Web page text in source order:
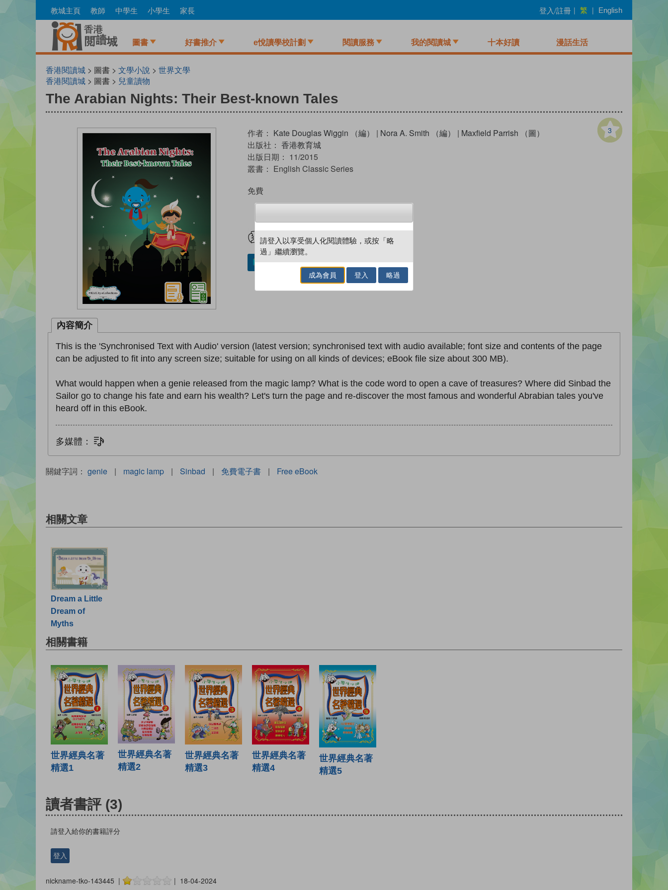
to
教城主頁 教師 中學生 小學生 家長 登入/註冊 | 繁 | English
圖書 好書推介 e悅讀學校計劃 閱讀服務 我的閱讀城 十本好讀 漫話生活
香港閱讀城 > 圖書 > 文學小說 > 世界文學
香港閱讀城 > 圖書 > 兒童讀物
The Arabian Nights: Their Best-known Tales
3
作者： Kate Douglas Wiggin （編） | Nora A. Smith （編） | Maxfield Parrish （圖）
出版社： 香港教育城
出版日期： 11/2015
叢書： English Classic Series
免費
試閲 加入閱讀紀錄
加入／閱讀電子書
內容簡介
This is the 'Synchronised Text with Audio' version (latest version; synchronised text with audio available; font size and contents of the page
can be adjusted to fit into any screen size; suitable for using on all kinds of devices; eBook file size about 300 MB).
What would happen when a genie released from the magic lamp? What is the code word to open a cave of treasures? Where did Sinbad the
Sailor go to change his fate and earn his wealth? Let's turn the page and re-discover the most famous and wonderful Abrabian tales you've
heard off in this eBook.
多媒體： 文字同步朗讀
關鍵字詞： genie | magic lamp | Sinbad | 免費電子書 | Free eBook
相關文章
Dream a Little
Dream of
Myths
相關書籍
世界經典名著
精選1
世界經典名著
精選2
世界經典名著
精選3
世界經典名著
精選4
世界經典名著
精選5
讀者書評 (3)
請登入給你的書籍評分
登入
nickname-tko-143445 | | 18-04-2024
請登入以享受個人化閱讀體驗，或按「略
過」繼續瀏覽。
成為會員 登入 略過